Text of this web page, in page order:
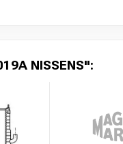
NISSENS":